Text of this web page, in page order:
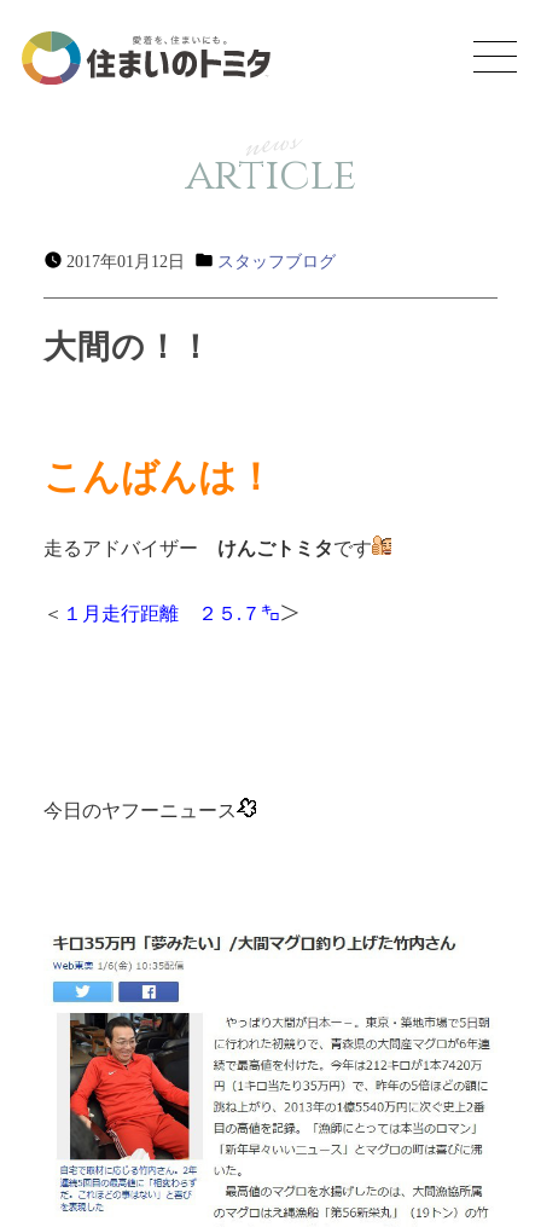
news
article
2017年01月12日 スタッフブログ
大間の！！
こんばんは！
走るアドバイザー けんごトミタです
＜ １月走行距離 ２５.７㌔＞
今日のヤフーニュース